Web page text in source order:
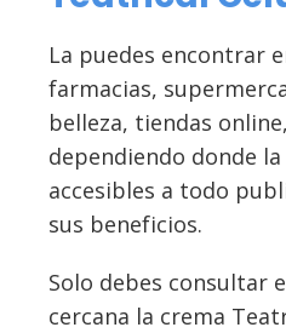
La puedes encontrar
farmacias,
belleza, tiendas
dependiendo donde
accesibles a todo
sus beneficios.
Solo debes consultar
cercana la crema